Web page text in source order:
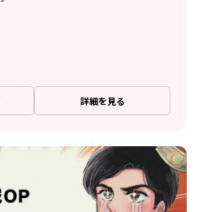
詳細を見る